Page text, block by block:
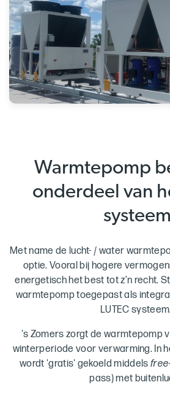
Warmtepomp
onderdeel van
systeem
Met name de lucht- / water
optie. Vooral bij hogere
energetisch het best tot z’n recht.
warmtepomp toegepast als
LUTEC
's Zomers zorgt de warmtepomp
winterperiode voor verwarming. In
wordt 'gratis' gekoeld middels
pass) met